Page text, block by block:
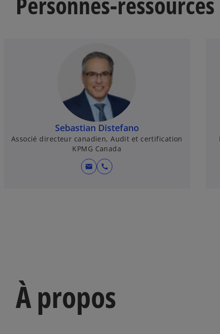
Sebastian Distefano
Associé directeur canadien, Audit et certification
KPMG Canada
mail call
À propos